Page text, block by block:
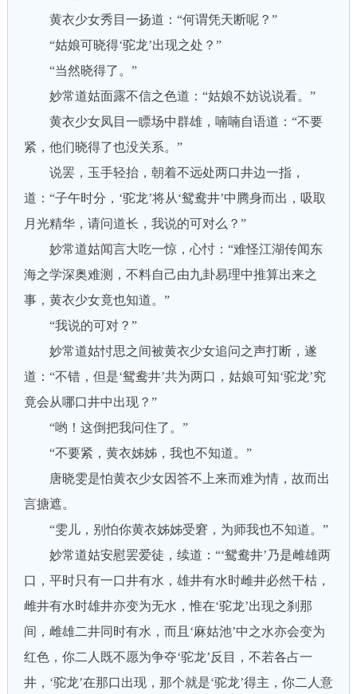
黄衣少女秀目一扬道：“何谓凭天断呢？”
“姑娘可晓得‘驼龙’出现之处？”
“当然晓得了。”
妙常道姑面露不信之色道：“姑娘不妨说说看。”
黄衣少女凤目一瞟场中群雄，喃喃自语道：“不要
紧，他们晓得了也没关系。”
说罢，玉手轻抬，朝着不远处两口井边一指，
道：“子午时分，‘驼龙’将从‘鸳鸯井’中腾身而出，吸取
月光精华，请问道长，我说的可对么？”
妙常道姑闻言大吃一惊，心忖：“难怪江湖传闻东
海之学深奥难测，不料自己由九卦易理中推算出来之
事，黄衣少女竟也知道。”
“我说的可对？”
妙常道姑忖思之间被黄衣少女追问之声打断，遂
道：“不错，但是‘鸳鸯井’共为两口，姑娘可知‘驼龙’究
竟会从哪口井中出现？”
“哟！这倒把我问住了。”
“不要紧，黄衣姊姊，我也不知道。”
唐晓雯是怕黄衣少女因答不上来而难为情，故而出
言搪遮。
“雯儿，别怕你黄衣姊姊受窘，为师我也不知道。”
妙常道姑安慰罢爱徒，续道：“‘鸳鸯井’乃是雌雄两
口，平时只有一口井有水，雄井有水时雌井必然干枯，
雌井有水时雄井亦变为无水，惟在‘驼龙’出现之刹那
间，雌雄二井同时有水，而且‘麻姑池’中之水亦会变为
红色，你二人既不愿为争夺‘驼龙’反目，不若各占一
井，‘驼龙’在那口出现，那个就是‘驼龙’得主，你二人意